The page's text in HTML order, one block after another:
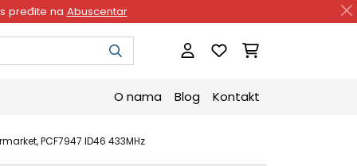
pređite na Abuscentar
O nama Blog Kontakt
PCF7947 ID46 433MHz